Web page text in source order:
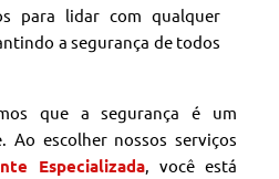
para lidar com qualquer
a segurança de todos
que a segurança é um
Ao escolher nossos serviços
Especializada, você está